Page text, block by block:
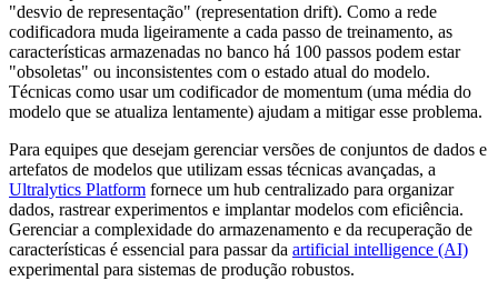
"desvio de representação" (representation drift). Como a rede
codificadora muda ligeiramente a cada passo de treinamento, as
características armazenadas no banco há 100 passos podem estar
"obsoletas" ou inconsistentes com o estado atual do modelo.
Técnicas como usar um codificador de momentum (uma média do
modelo que se atualiza lentamente) ajudam a mitigar esse problema.
Para equipes que desejam gerenciar versões de conjuntos de dados e
artefatos de modelos que utilizam essas técnicas avançadas, a
Ultralytics Platform fornece um hub centralizado para organizar
dados, rastrear experimentos e implantar modelos com eficiência.
Gerenciar a complexidade do armazenamento e da recuperação de
características é essencial para passar da artificial intelligence (AI)
experimental para sistemas de produção robustos.